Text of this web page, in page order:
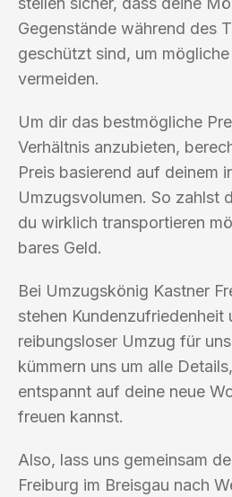
Gegenstände während des
geschützt sind, um
vermeiden.
Um dir das bestmögliche
Verhältnis anzubieten,
Preis basierend auf deinem
Umzugsvolumen. So zahlst
du wirklich transportieren
bares Geld.
Bei Umzugskönig Kastner
stehen Kundenzufriedenheit
reibungsloser Umzug für
kümmern uns um alle
entspannt auf deine neue
freuen kannst.
Also, lass uns gemeinsam
Freiburg im Breisgau nach